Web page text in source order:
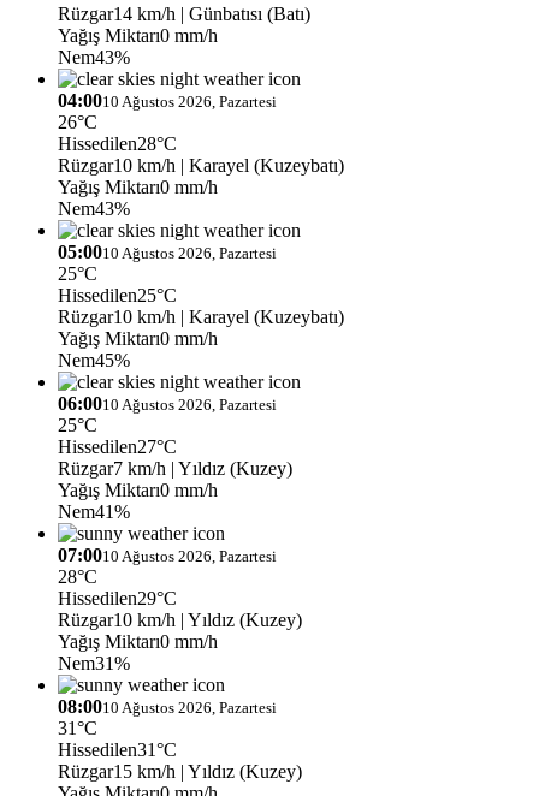
Rüzgar14 km/h | Günbatısı (Batı)
Yağış Miktarı0 mm/h
Nem43%
04:0010 Ağustos 2026, Pazartesi
26°C
Hissedilen28°C
Rüzgar10 km/h | Karayel (Kuzeybatı)
Yağış Miktarı0 mm/h
Nem43%
05:0010 Ağustos 2026, Pazartesi
25°C
Hissedilen25°C
Rüzgar10 km/h | Karayel (Kuzeybatı)
Yağış Miktarı0 mm/h
Nem45%
06:0010 Ağustos 2026, Pazartesi
25°C
Hissedilen27°C
Rüzgar7 km/h | Yıldız (Kuzey)
Yağış Miktarı0 mm/h
Nem41%
07:0010 Ağustos 2026, Pazartesi
28°C
Hissedilen29°C
Rüzgar10 km/h | Yıldız (Kuzey)
Yağış Miktarı0 mm/h
Nem31%
08:0010 Ağustos 2026, Pazartesi
31°C
Hissedilen31°C
Rüzgar15 km/h | Yıldız (Kuzey)